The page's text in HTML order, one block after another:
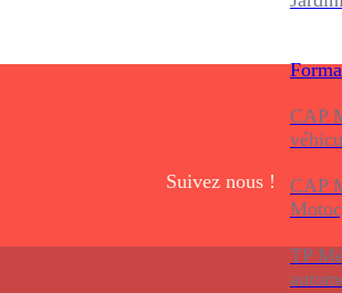
CAP
CAP
TP
Suivez nous !